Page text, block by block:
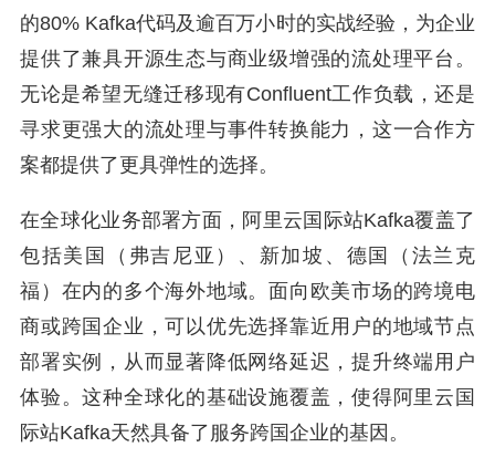
的80% Kafka代码及逾百万小时的实战经验，为企业
提供了兼具开源生态与商业级增强的流处理平台。
无论是希望无缝迁移现有Confluent工作负载，还是
寻求更强大的流处理与事件转换能力，这一合作方
案都提供了更具弹性的选择。
在全球化业务部署方面，阿里云国际站Kafka覆盖了
包括美国（弗吉尼亚）、新加坡、德国（法兰克
福）在内的多个海外地域。面向欧美市场的跨境电
商或跨国企业，可以优先选择靠近用户的地域节点
部署实例，从而显著降低网络延迟，提升终端用户
体验。这种全球化的基础设施覆盖，使得阿里云国
际站Kafka天然具备了服务跨国企业的基因。